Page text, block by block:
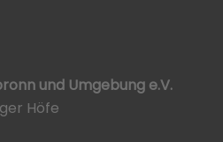
und Umgebung e.V.
Höfe